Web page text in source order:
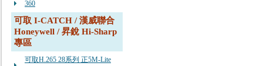
360
可取 I-CATCH / 漢威聯合
Honeywell / 昇銳 Hi-Sharp
專區
可取H.265 28系列 正5M-Lite